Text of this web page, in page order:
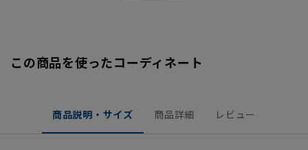
この商品を使ったコーディネート
商品説明・サイズ 商品詳細 レビュー